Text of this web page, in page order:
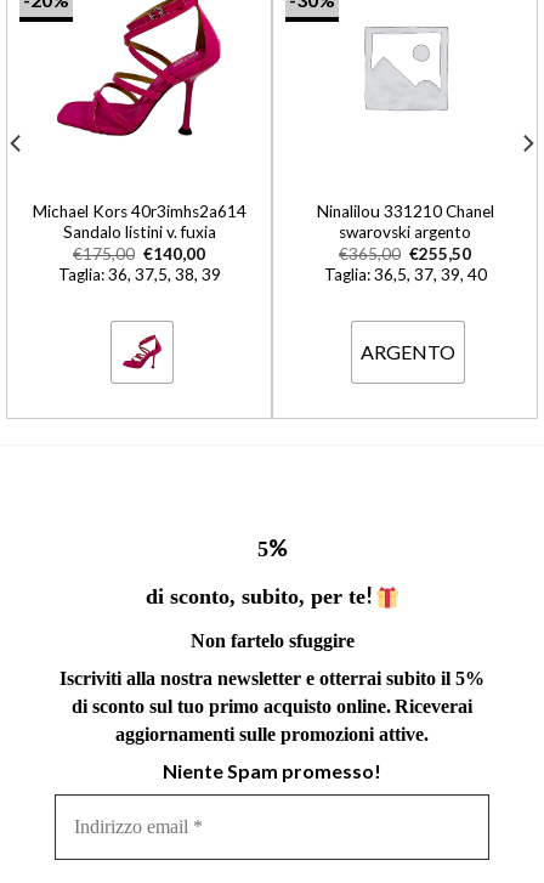
Michael Kors 40r3imhs2a614
Sandalo listini v. fuxia
€175,00 €140,00
Taglia: 36, 37,5, 38, 39
Ninalilou 331210 Chanel
swarovski argento
€365,00 €255,50
Taglia: 36,5, 37, 39, 40
ARGENTO
5%
di sconto, subito, per te!
Non fartelo sfuggire
Iscriviti alla nostra newsletter e otterrai subito il 5%
di sconto sul tuo primo acquisto online.Riceverai
aggiornamenti sulle promozioni attive.
Niente Spam promesso!
email